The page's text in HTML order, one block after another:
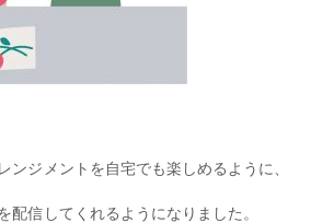
ンジメントを自宅でも楽しめるように、
配信してくれるようになりました。